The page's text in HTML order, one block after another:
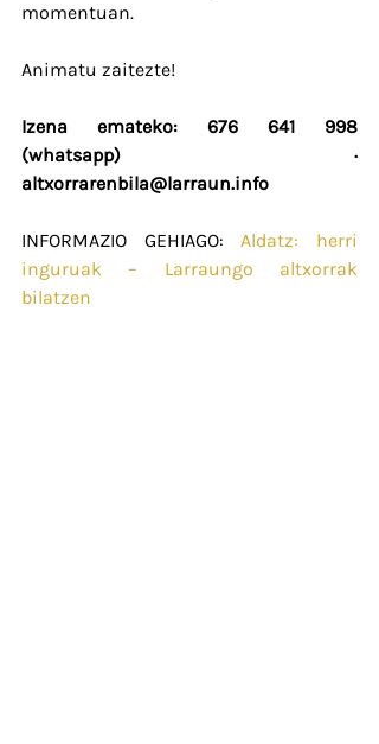
momentuan.
Animatu zaitezte!
Izena emateko: 676 641 998
(whatsapp) ·
altxorrarenbila@larraun.info
INFORMAZIO GEHIAGO: Aldatz: herri
inguruak – Larraungo altxorrak
bilatzen